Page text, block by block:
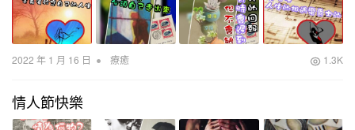
2022 年 1 月 16 日 • 療癒 1.3K
情人節快樂